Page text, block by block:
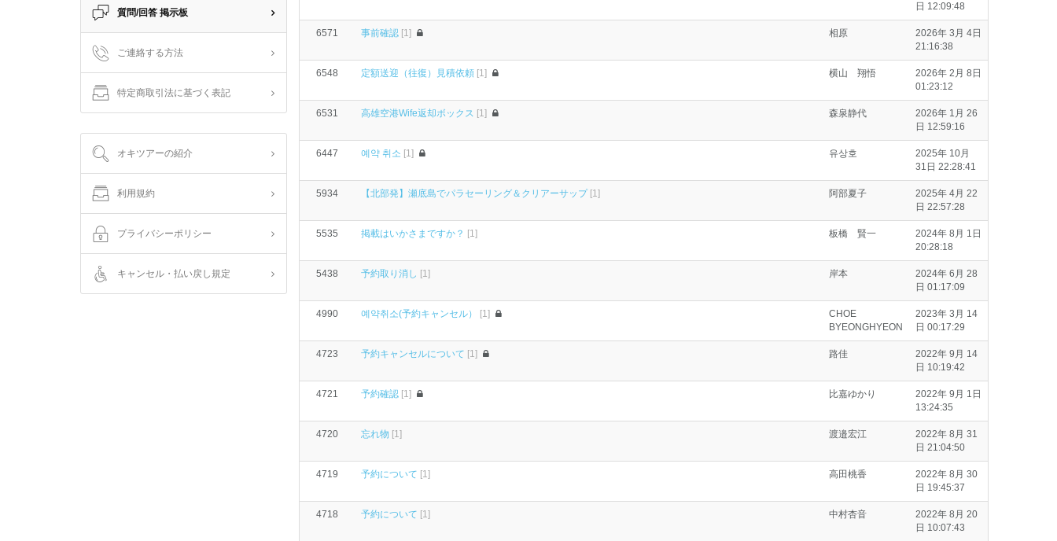
質問/回答 掲示板
ご連絡する方法
特定商取引法に基づく表記
オキツアーの紹介
利用規約
プライバシーポリシー
キャンセル・払い戻し規定
日 12:09:48
6571 事前確認 [1] 相原
2026年 3月 4日
21:16:38
6548 定額送迎（往復）見積依頼 [1] 横山 翔悟
2026年 2月 8日
01:23:12
6531 高雄空港Wife返却ボックス [1] 森泉静代
2026年 1月 26
日 12:59:16
6447 예약 취소 [1] 유상호
2025年 10月
31日 22:28:41
5934 【北部発】瀬底島でパラセーリング＆クリアーサップ [1] 阿部夏子
2025年 4月 22
日 22:57:28
5535 掲載はいかさまですか？ [1] 板橋 賢一
2024年 8月 1日
20:28:18
5438 予約取り消し [1] 岸本
2024年 6月 28
日 01:17:09
4990 예약취소(予約キャンセル） [1]
CHOE
BYEONGHYEON
2023年 3月 14
日 00:17:29
4723 予約キャンセルについて [1] 路佳
2022年 9月 14
日 10:19:42
4721 予約確認 [1] 比嘉ゆかり
2022年 9月 1日
13:24:35
4720 忘れ物 [1] 渡邉宏江
2022年 8月 31
日 21:04:50
4719 予約について [1] 高田桃香
2022年 8月 30
日 19:45:37
4718 予約について [1] 中村杏音
2022年 8月 20
日 10:07:43